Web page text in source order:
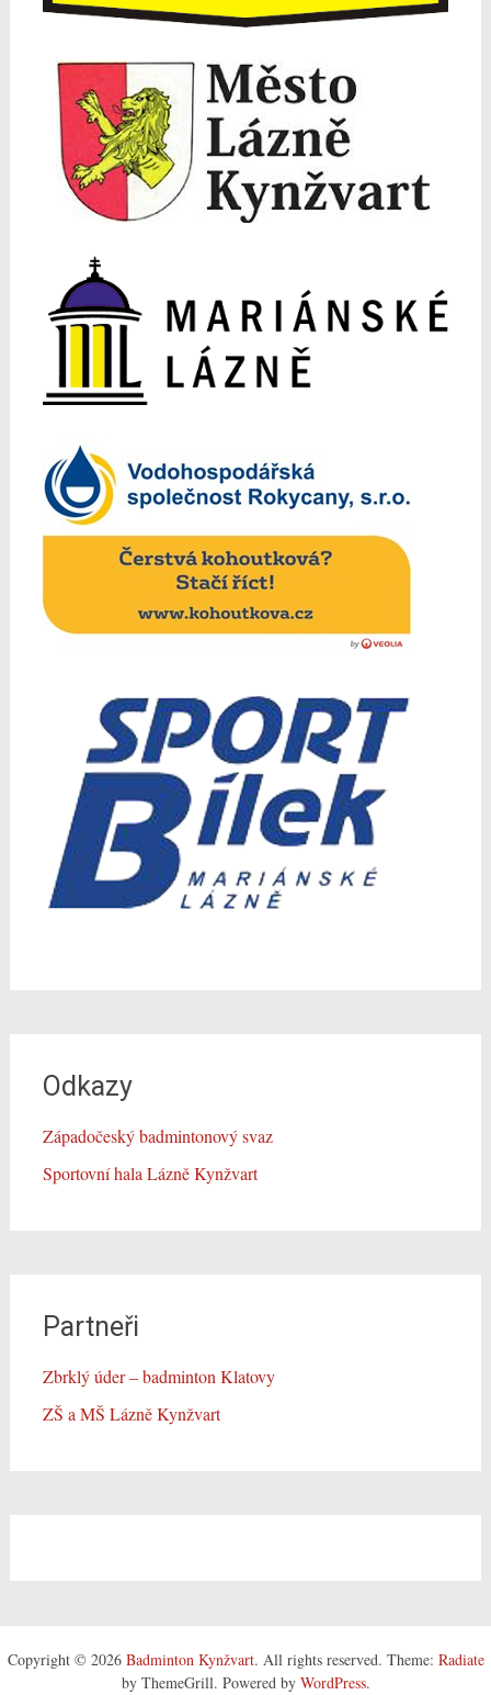
Odkazy
Západočeský badmintonový svaz
Sportovní hala Lázně Kynžvart
Partneři
Zbrklý úder – badminton Klatovy
ZŠ a MŠ Lázně Kynžvart
Copyright © 2026 Badminton Kynžvart. All rights reserved. Theme: Radiate
by ThemeGrill. Powered by WordPress.